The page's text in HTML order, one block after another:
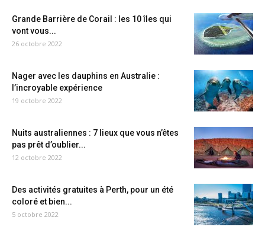
Grande Barrière de Corail : les 10 îles qui
vont vous...
26 octobre 2022
Nager avec les dauphins en Australie :
l’incroyable expérience
19 octobre 2022
Nuits australiennes : 7 lieux que vous n’êtes
pas prêt d’oublier...
12 octobre 2022
Des activités gratuites à Perth, pour un été
coloré et bien...
5 octobre 2022